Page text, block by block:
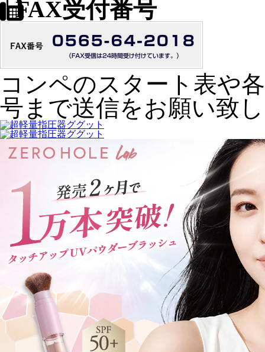
FAX受付番号
コンペのスタート表や
号まで送信をお願い致